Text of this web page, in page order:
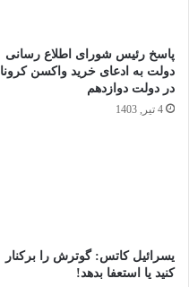
پاسخ رئیس شورای اطلاع رسانی
دولت به ادعای خرید واکسن کرونا
در دولت دوازدهم
4 تیر, 1403
یسرائیل کاتس: گوترش را برکنار
کنید یا استعفا بدهد!